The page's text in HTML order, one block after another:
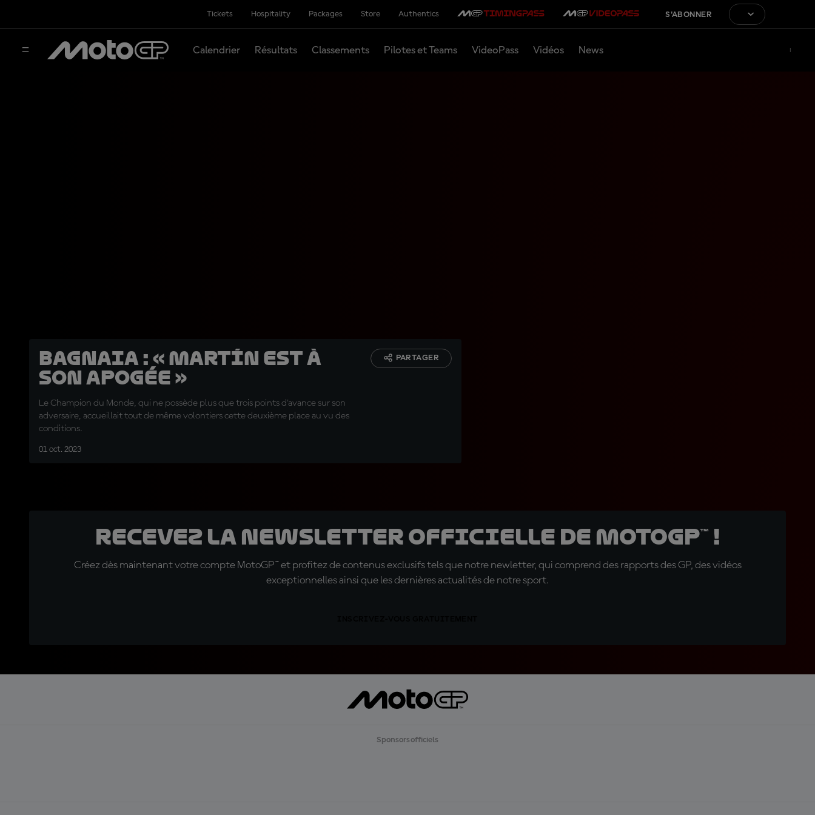
Tickets Hospitality Packages Store Authentics S'ABONNER
Calendrier Résultats Classements Pilotes et Teams VideoPass Vidéos News
Bagnaia : « Martín est à
son apogée »
Le Champion du Monde, qui ne possède plus que trois points d'avance sur son
adversaire, accueillait tout de même volontiers cette deuxième place au vu des
conditions.
01 oct. 2023
PARTAGER
Recevez la Newsletter officielle de MotoGP™ !
Créez dès maintenant votre compte MotoGP™ et profitez de contenus exclusifs tels que notre newletter, qui comprend des rapports des GP, des vidéos
exceptionnelles ainsi que les dernières actualités de notre sport.
Sponsors officiels